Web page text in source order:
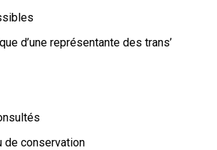
d’une représentante des trans’
de conservation